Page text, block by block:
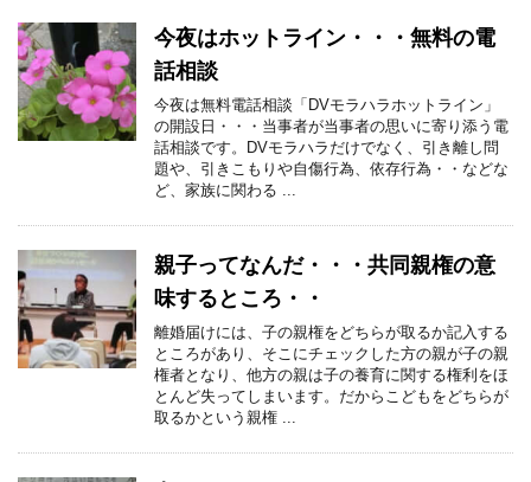
今夜はホットライン・・・無料の電
話相談
今夜は無料電話相談「DVモラハラホットライン」
の開設日・・・当事者が当事者の思いに寄り添う電
話相談です。DVモラハラだけでなく、引き離し問
題や、引きこもりや自傷行為、依存行為・・などな
ど、家族に関わる ...
親子ってなんだ・・・共同親権の意
味するところ・・
離婚届けには、子の親権をどちらが取るか記入する
ところがあり、そこにチェックした方の親が子の親
権者となり、他方の親は子の養育に関する権利をほ
とんど失ってしまいます。だからこどもをどちらが
取るかという親権 ...